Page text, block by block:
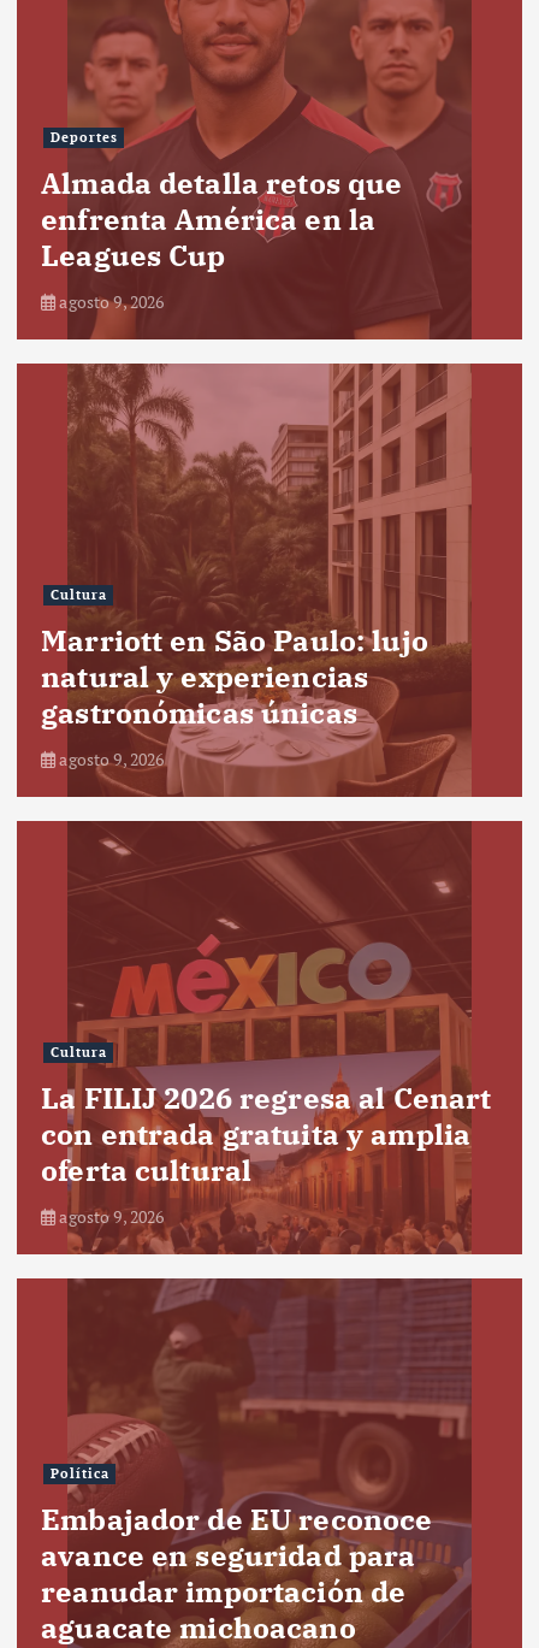
Deportes
Almada detalla retos que
enfrenta América en la
Leagues Cup
agosto 9, 2026
Cultura
Marriott en São Paulo: lujo
natural y experiencias
gastronómicas únicas
agosto 9, 2026
Cultura
La FILIJ 2026 regresa al Cenart
con entrada gratuita y amplia
oferta cultural
agosto 9, 2026
Política
Embajador de EU reconoce
avance en seguridad para
reanudar importación de
aguacate michoacano